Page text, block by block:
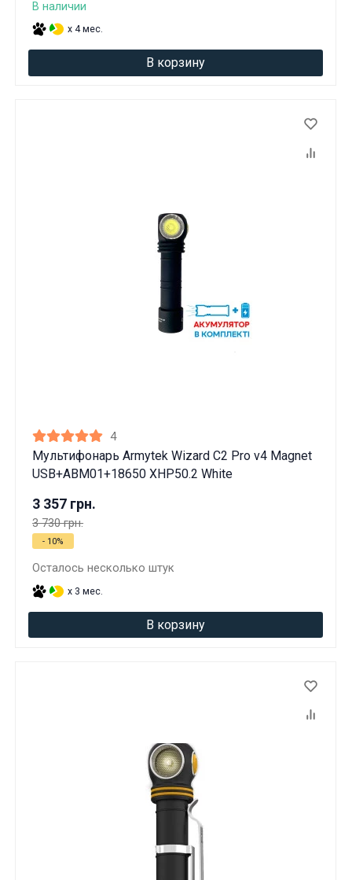
В наличии
x 4 мес.
В корзину
4
Мультифонарь Armytek Wizard C2 Pro v4 Magnet
USB+ABM01+18650 XHP50.2 White
3 357 грн.
3 730 грн.
- 10%
Осталось несколько штук
x 3 мес.
В корзину